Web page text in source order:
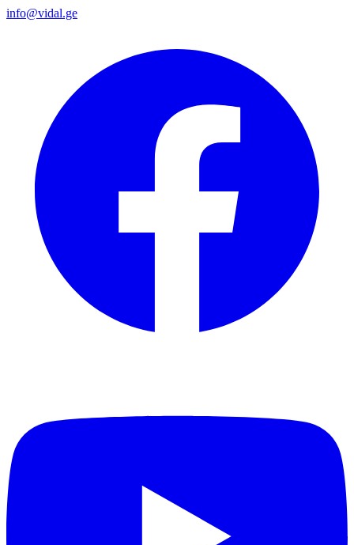
info@vidal.ge